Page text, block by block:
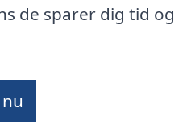
de sparer dig tid og